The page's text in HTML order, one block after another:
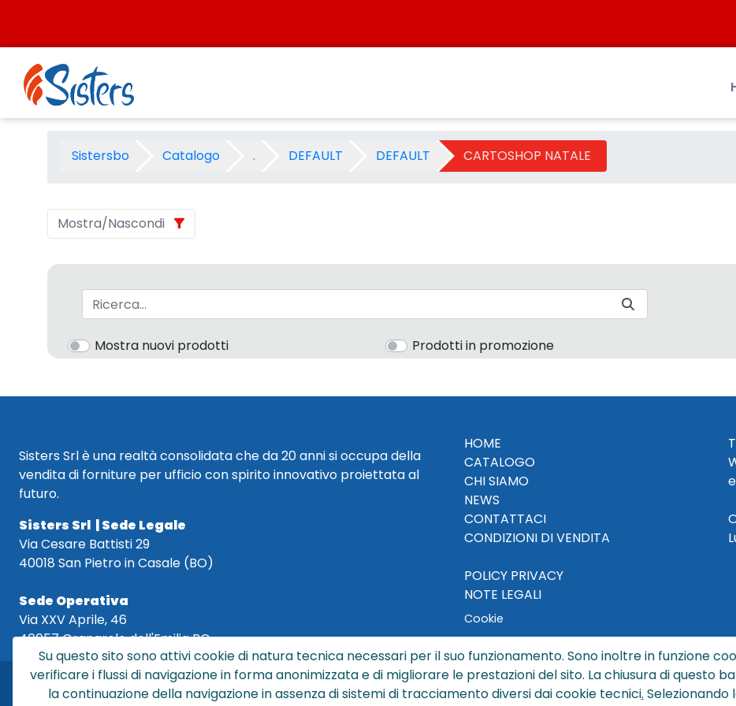
CARTOSHOP NATALE 2008 - Categoria - Sistersbo
Sistersbo Catalogo . DEFAULT DEFAULT CARTOSHOP NATALE
Mostra/Nascondi
Barra di ricerca
Mostra nuovi prodotti Prodotti in promozione
Sisters Srl è una realtà consolidata che da 20 anni si occupa della
vendita di forniture per ufficio con spirito innovativo proiettata al
futuro.
Sisters Srl | Sede Legale
Via Cesare Battisti 29
40018 San Pietro in Casale (BO)
Sede Operativa
Via XXV Aprile, 46
40057 Granarolo dell'Emilia BO
HOME
CATALOGO
CHI SIAMO
NEWS
CONTATTACI
CONDIZIONI DI VENDITA
POLICY PRIVACY
NOTE LEGALI
Cookie
© Copyright 2024 by Sisters S.r.l. - All rights reserved
Sisters S.r.l. - R.I. BO - N. REA 429992 - PEC sisterssrl@legalmail.it
Su questo sito sono attivi cookie di natura tecnica necessari per il suo funzionamento. Sono inoltre in funzione
verificare i flussi di navigazione in forma anonimizzata e di migliorare le prestazioni del sito. La chiusura di questo
la continuazione della navigazione in assenza di sistemi di tracciamento diversi dai cookie tecnici. Selezionando